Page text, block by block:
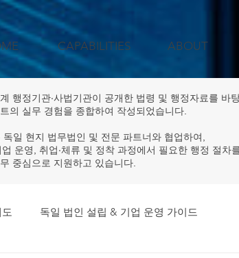
CAPABILITIES ABOUT
행정기관·사법기관이 공개한 법령 및 행정자료를 바탕
의 실무 경험을 종합하여 작성되었습니다.
일 현지 법무법인 및 전문 파트너와 협업하여,
운영, 취업·체류 및 정착 과정에서 필요한 행정 절차
중심으로 지원하고 있습니다.
독일 법인 설립 & 기업 운영 가이드